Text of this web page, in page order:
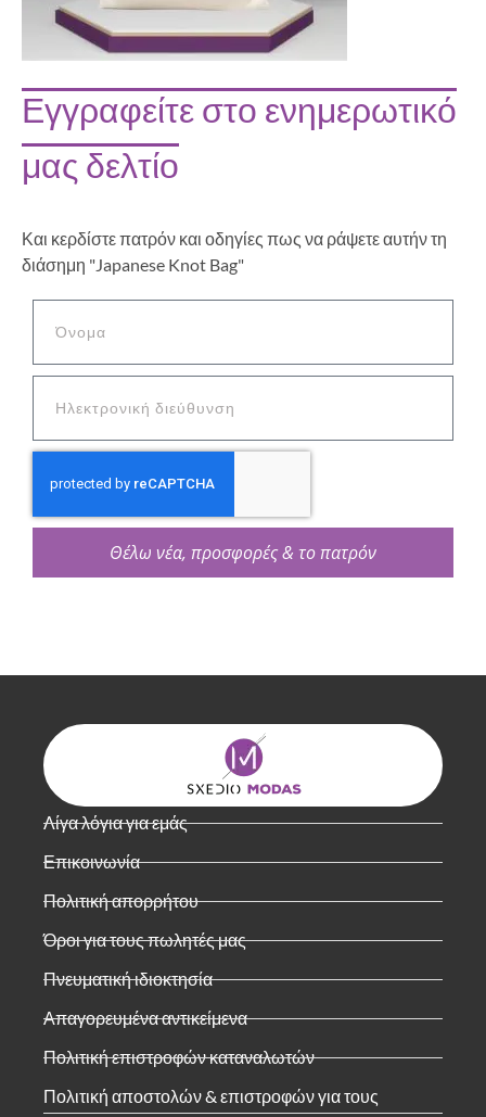
Εγγραφείτε στο ενημερωτικό
μας δελτίο
Και κερδίστε πατρόν και οδηγίες πως να ράψετε αυτήν τη
διάσημη "Japanese Knot Bag"
Θέλω νέα, προσφορές & το πατρόν
Λίγα λόγια για εμάς
Επικοινωνία
Πολιτική απορρήτου
Όροι για τους πωλητές μας
Πνευματική ιδιοκτησία
Απαγορευμένα αντικείμενα
Πολιτική επιστροφών καταναλωτών
Πολιτική αποστολών & επιστροφών για τους